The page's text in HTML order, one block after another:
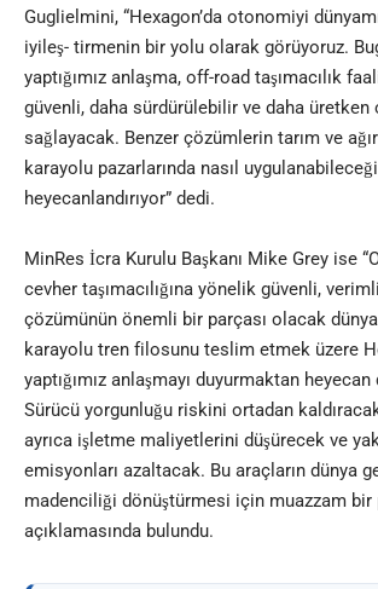
Guglielmini, “Hexagon’da otonomiyi
iyileş- tirmenin bir yolu olarak görüyoruz.
yaptığımız anlaşma, off-road taşımacılık
güvenli, daha sürdürülebilir ve daha üretken
sağlayacak. Benzer çözümlerin tarım ve
karayolu pazarlarında nasıl
heyecanlandırıyor” dedi.
MinRes İcra Kurulu Başkanı Mike Grey ise
cevher taşımacılığına yönelik güvenli,
çözümünün önemli bir parçası olacak
karayolu tren filosunu teslim etmek üzere
yaptığımız anlaşmayı duyurmaktan
Sürücü yorgunluğu riskini ortadan
ayrıca işletme maliyetlerini düşürecek ve
emisyonları azaltacak. Bu araçların dünya
madenciliği dönüştürmesi için muazzam bir
açıklamasında bulundu.